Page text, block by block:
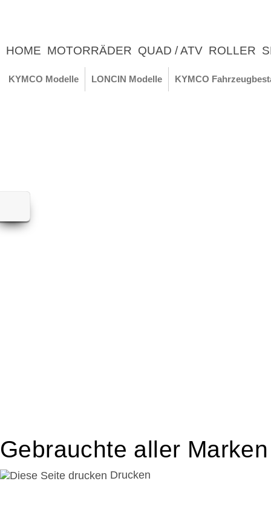
HOME MOTORRÄDER QUAD / ATV ROLLER
UNTERNEHMEN
ERLEBNIS
KYMCO Modelle LONCIN Modelle KYMCO
Gebrauchte aller Marken
Drucken